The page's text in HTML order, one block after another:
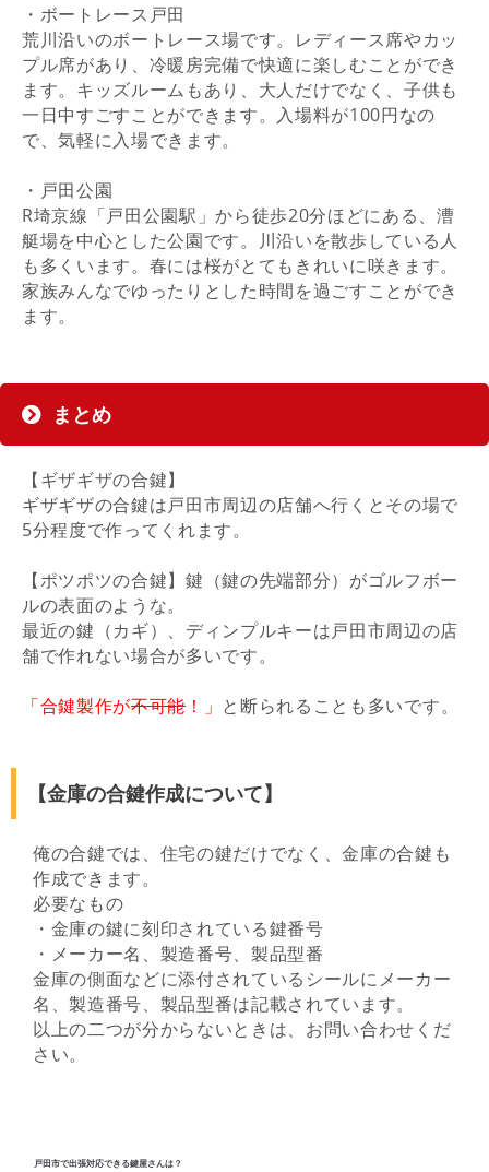
・ボートレース戸田
荒川沿いのボートレース場です。レディース席やカッ
プル席があり、冷暖房完備で快適に楽しむことができ
ます。キッズルームもあり、大人だけでなく、子供も
一日中すごすことができます。入場料が100円なの
で、気軽に入場できます。
・戸田公園
R埼京線「戸田公園駅」から徒歩20分ほどにある、漕
艇場を中心とした公園です。川沿いを散歩している人
も多くいます。春には桜がとてもきれいに咲きます。
家族みんなでゆったりとした時間を過ごすことができ
ます。
まとめ
【ギザギザの合鍵】
ギザギザの合鍵は戸田市周辺の店舗へ行くとその場で
5分程度で作ってくれます。
【ポツポツの合鍵】鍵（鍵の先端部分）がゴルフボー
ルの表面のような。
最近の鍵（カギ）、ディンプルキーは戸田市周辺の店
舗で作れない場合が多いです。
「合鍵製作が不可能 ！」 と断られることも多いです。
【金庫の合鍵作成について】
俺の合鍵では、住宅の鍵だけでなく、金庫の合鍵も
作成できます。
必要なもの
・金庫の鍵に刻印されている鍵番号
・メーカー名、製造番号、製品型番
金庫の側面などに添付されているシールにメーカー
名、製造番号、製品型番は記載されています。
以上の二つが分からないときは、お問い合わせくだ
さい。
戸田市で出張対応できる鍵屋さんは？